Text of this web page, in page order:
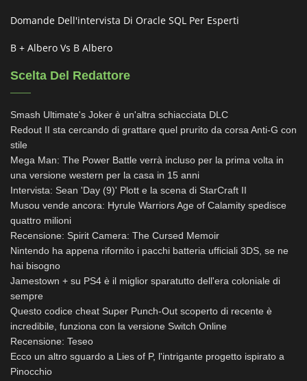
Domande Dell'intervista Di Oracle SQL Per Esperti
B + Albero Vs B Albero
Scelta Del Redattore
Smash Ultimate's Joker è un'altra schiacciata DLC
Redout II sta cercando di grattare quel prurito da corsa Anti-G con
stile
Mega Man: The Power Battle verrà incluso per la prima volta in
una versione western per la casa in 15 anni
Intervista: Sean 'Day (9)' Plott e la scena di StarCraft II
Musou vende ancora: Hyrule Warriors Age of Calamity spedisce
quattro milioni
Recensione: Spirit Camera: The Cursed Memoir
Nintendo ha appena rifornito i pacchi batteria ufficiali 3DS, se ne
hai bisogno
Jamestown + su PS4 è il miglior sparatutto dell'era coloniale di
sempre
Questo codice cheat Super Punch-Out scoperto di recente è
incredibile, funziona con la versione Switch Online
Recensione: Teseo
Ecco un altro sguardo a Lies of P, l'intrigante progetto ispirato a
Pinocchio